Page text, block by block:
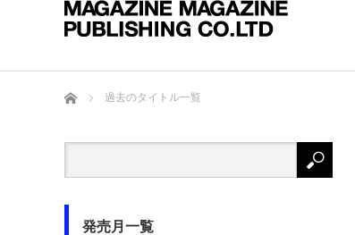
ホーム 過去のタイトル一覧
発売月一覧